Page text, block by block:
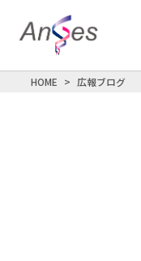
HOME 広報ブログ